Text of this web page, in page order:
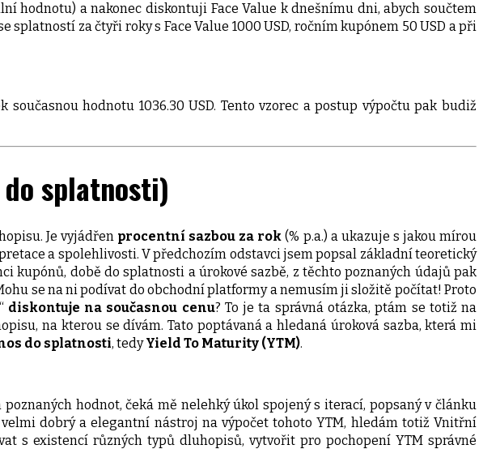
a nakonec diskontuji Face Value k dnešnímu dni, abych součtem
za čtyři roky s Face Value 1000 USD, ročním kupónem 50 USD a při
hodnotu 1036.30 USD. Tento vzorec a postup výpočtu pak budiž
splatnosti)
Je vyjádřen procentní sazbou za rok (% p.a.) a ukazuje s jakou mírou
a spolehlivosti. V předchozím odstavci jsem popsal základní teoretický
kupónů, době do splatnosti a úrokové sazbě, z těchto poznaných údajů pak
se na ni podívat do obchodní platformy a nemusím ji složitě počítat! Proto
diskontuje na současnou cenu? To je ta správná otázka, ptám se totiž na
na kterou se dívám. Tato poptávaná a hledaná úroková sazba, která mi
do splatnosti, tedyYield To Maturity (YTM).
hodnot, čeká mě nelehký úkol spojený s iterací, popsaný v článku
dobrý a elegantní nástroj na výpočet tohoto YTM, hledám totiž Vnitřní
s existencí různých typů dluhopisů, vytvořit pro pochopení YTM správné